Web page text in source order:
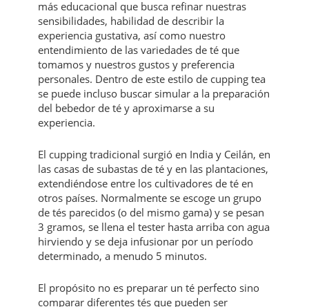
más educacional que busca refinar nuestras
sensibilidades, habilidad de describir la
experiencia gustativa, así como nuestro
entendimiento de las variedades de té que
tomamos y nuestros gustos y preferencia
personales. Dentro de este estilo de cupping tea
se puede incluso buscar simular a la preparación
del bebedor de té y aproximarse a su
experiencia.
El cupping tradicional surgió en India y Ceilán, en
las casas de subastas de té y en las plantaciones,
extendiéndose entre los cultivadores de té en
otros países. Normalmente se escoge un grupo
de tés parecidos (o del mismo gama) y se pesan
3 gramos, se llena el tester hasta arriba con agua
hirviendo y se deja infusionar por un período
determinado, a menudo 5 minutos.
El propósito no es preparar un té perfecto sino
comparar diferentes tés que pueden ser